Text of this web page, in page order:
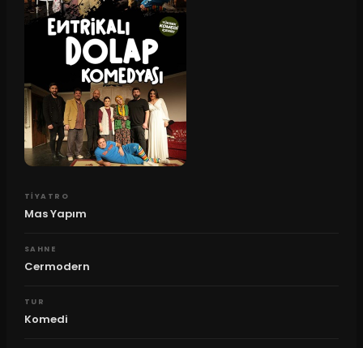
TIYATRO
Mas Yapım
SAHNE
Cermodern
TUR
Komedi